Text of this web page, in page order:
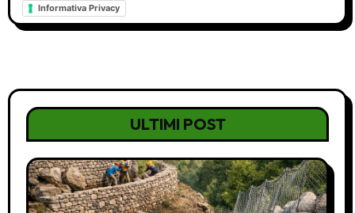
Informativa Privacy
ULTIMI POST